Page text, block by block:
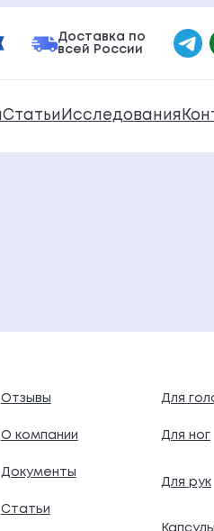
Доставка по
всей России
Статьи Исследования
Отзывы
О компании
Документы
Статьи
Для
Для ног
Для рук
Капсулы